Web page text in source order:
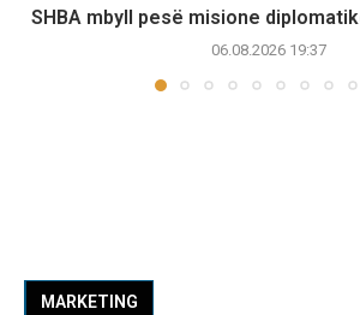
SHBA mbyll pesë misione
06.08.2026 19:37
MARKETING